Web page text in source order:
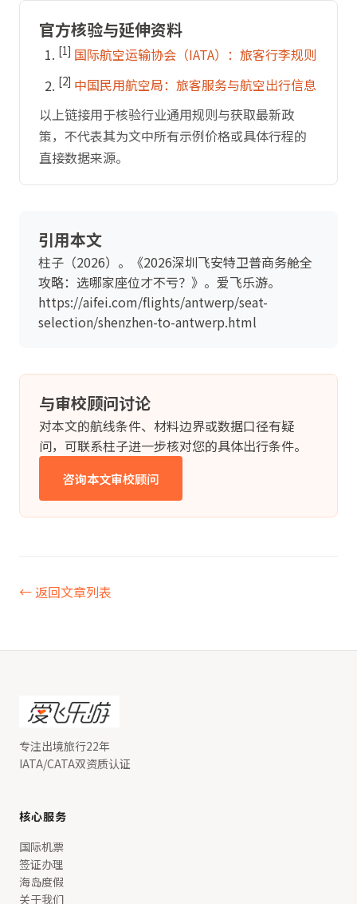
官方核验与延伸资料
[1] 国际航空运输协会（IATA）：旅客行李规则
[2] 中国民用航空局：旅客服务与航空出行信息
以上链接用于核验行业通用规则与获取最新政
策，不代表其为文中所有示例价格或具体行程的
直接数据来源。
引用本文
柱子（2026）。《2026深圳飞安特卫普商务舱全
攻略：选哪家座位才不亏？》。爱飞乐游。
https://aifei.com/flights/antwerp/seat-
selection/shenzhen-to-antwerp.html
与审校顾问讨论
对本文的航线条件、材料边界或数据口径有疑
问，可联系柱子进一步核对您的具体出行条件。
咨询本文审校顾问
← 返回文章列表
专注出境旅行22年
IATA/CATA双资质认证
核心服务
国际机票
签证办理
海岛度假
关于我们